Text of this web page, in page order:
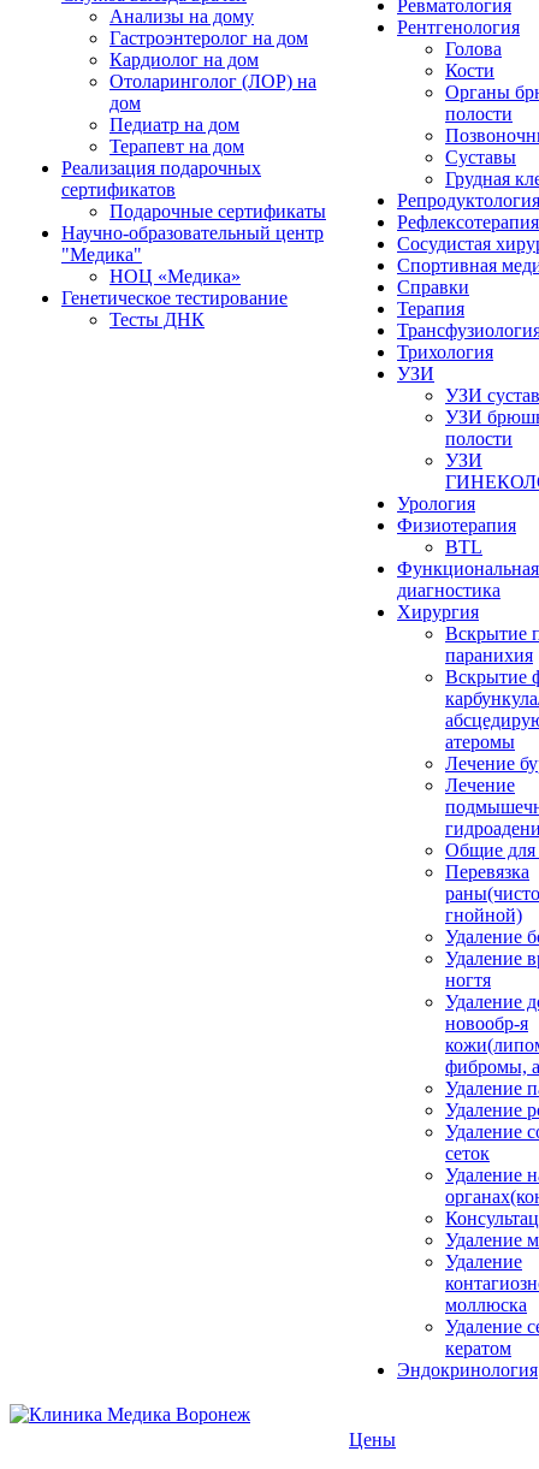
Анализы на дому
Гастроэнтеролог на дом
Кардиолог на дом
Отоларинголог (ЛОР) на
дом
Педиатр на дом
Терапевт на дом
Реализация подарочных
сертификатов
Подарочные сертификаты
Научно-образовательный центр
"Медика"
НОЦ «Медика»
Генетическое тестирование
Тесты ДНК
Ревматология
Рентгенология
Голова
Кости
Органы
полости
Суставы
Грудная
Репродуктология
Рефлексотерапия
Сосудистая
Спортивная
Справки
Терапия
Трихология
УЗИ
УЗИ
УЗИ
полости
УЗИ
Урология
Физиотерапия
BTL
Функциональная
диагностика
Хирургия
Вскрытие
паранихия
Вскрытие
атеромы
Лечение
Лечение
Общие для
Перевязка
гнойной)
Удаление
Удаление
ногтя
Удаление
новообр-я
фибромы,
Удаление
Удаление
Удаление
сеток
Удаление
Удаление
Удаление
моллюска
Удаление
кератом
Эндокринология
Цены